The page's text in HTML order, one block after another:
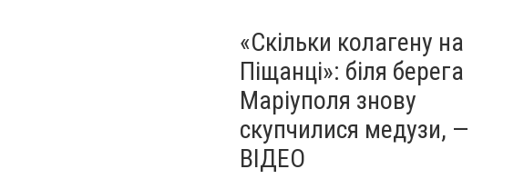
«Скільки колагену на
Піщанці»: біля берега
Маріуполя знову
скупчилися медузи, —
ВІДЕО